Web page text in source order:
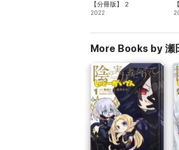
【分冊版】 2
2022
More Books by 瀬